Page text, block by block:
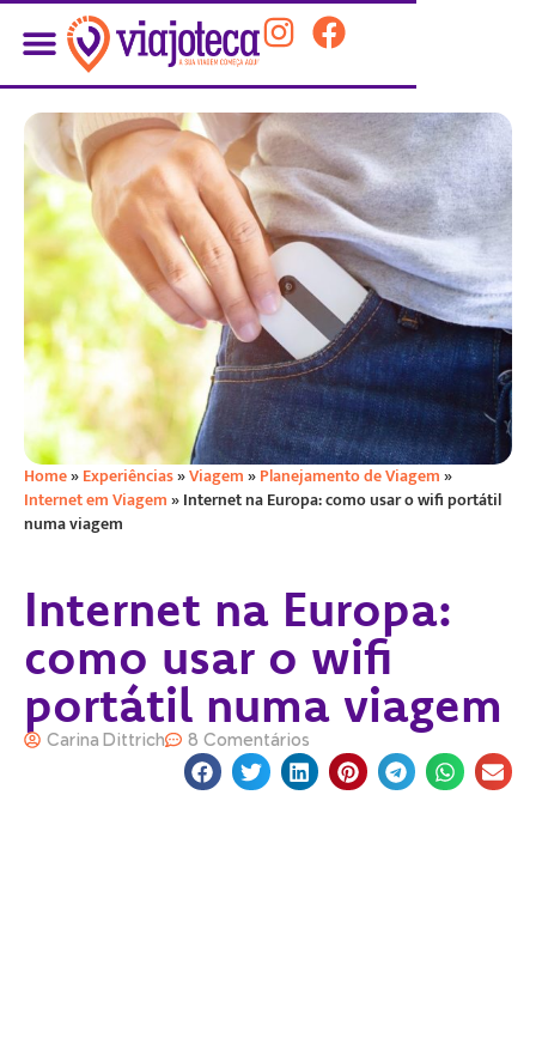
Home»Experiências»Viagem»Planejamento de Viagem»
Internet em Viagem»Internet na Europa: como usar o wifi portátil
numa viagem
Internet na Europa:
como usar o wifi
portátil numa viagem
Carina Dittrich 8 Comentários